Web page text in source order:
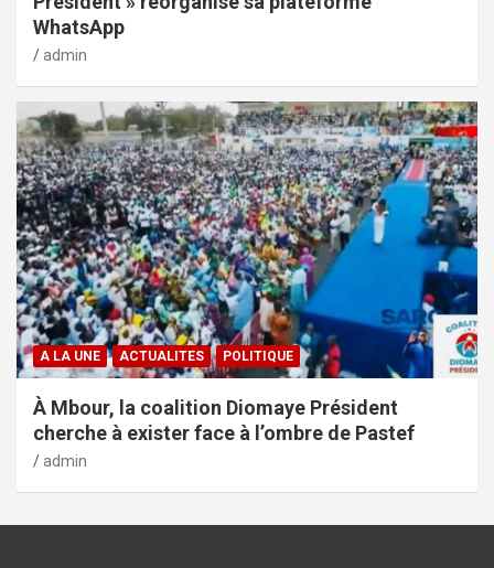
WhatsApp
admin
A LA UNE ACTUALITES POLITIQUE
À Mbour, la coalition Diomaye Président
cherche à exister face à l’ombre de Pastef
admin